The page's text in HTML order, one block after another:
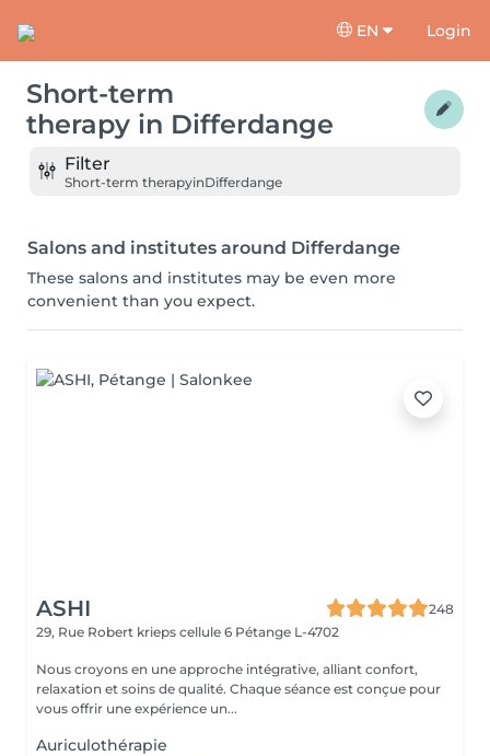
EN Login
Short-term
therapy in Differdange
Filter
Short-term therapyinDifferdange
Salons and institutes around Differdange
These salons and institutes may be even more
convenient than you expect.
ASHI
248
29, Rue Robert krieps cellule 6 Pétange L-4702
Nous croyons en une approche intégrative, alliant confort,
relaxation et soins de qualité. Chaque séance est conçue pour
vous offrir une expérience un...
Auriculothérapie